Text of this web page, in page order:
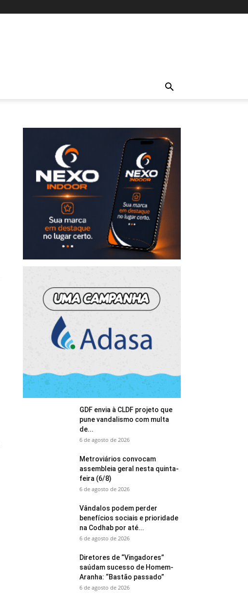
GDF envia à CLDF projeto que
pune vandalismo com multa
de...
6 de agosto de 2026
Metroviários convocam
assembleia geral nesta quinta-
feira (6/8)
6 de agosto de 2026
Vândalos podem perder
benefícios sociais e prioridade
na Codhab por até...
6 de agosto de 2026
Diretores de “Vingadores”
saúdam sucesso de Homem-
Aranha: “Bastão passado”
6 de agosto de 2026